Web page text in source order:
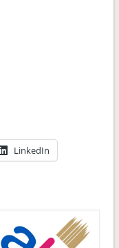
LinkedIn